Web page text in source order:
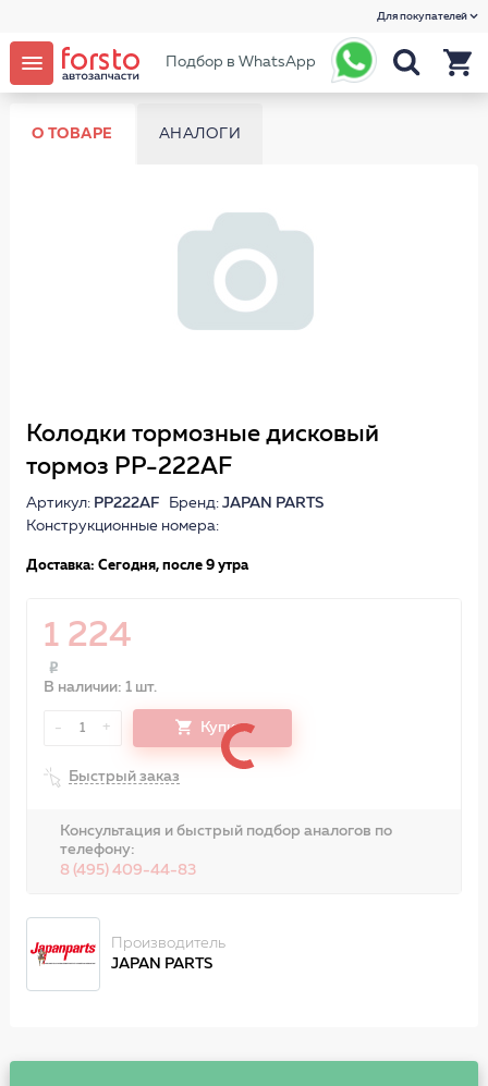
Для покупателей
Подбор в WhatsApp
О ТОВАРЕ АНАЛОГИ
Колодки тормозные дисковый
тормоз PP-222AF
Артикул: PP222AFБренд: JAPAN PARTS
Конструкционные номера:
Доставка: Сегодня, после 9 утра
1 224
В наличии: 1 шт.
- 1 + Купить
Быстрый заказ
Консультация и быстрый подбор аналогов по
телефону:
8 (495) 409-44-83
Производитель
JAPAN PARTS